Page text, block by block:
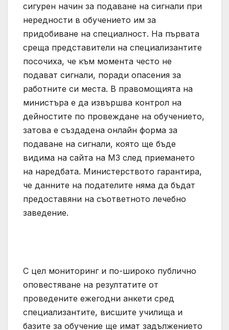
сигурен начин за подаване на сигнали при
нередности в обучението им за
придобиване на специалност. На първата
среща представители на специализантите
посочиха, че към момента често не
подават сигнали, поради опасения за
работните си места. В правомощията на
министъра е да извършва контрол на
дейностите по провеждане на обучението,
затова e създадена онлайн форма за
подаване на сигнали, която ще бъде
видима на сайта на МЗ след приемането
на наредбата. Министерството гарантира,
че данните на подателите няма да бъдат
предоставяни на съответното лечебно
заведение.
С цел мониторинг и по-широко публично
оповестяване на резултатите от
проведените ежегодни анкети сред
специализантите, висшите училища и
базите за обучение ще имат задължението